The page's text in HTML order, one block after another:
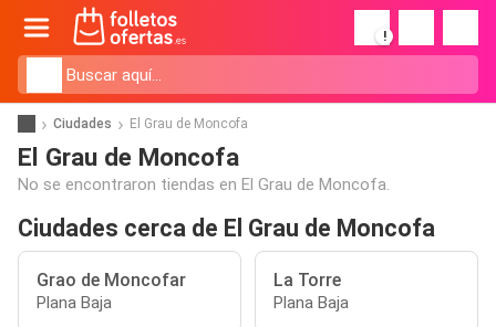
!
Ciudades El Grau de Moncofa
El Grau de Moncofa
No se encontraron tiendas en El Grau de Moncofa.
Ciudades cerca de El Grau de Moncofa
Grao de Moncofar
Plana Baja
La Torre
Plana Baja